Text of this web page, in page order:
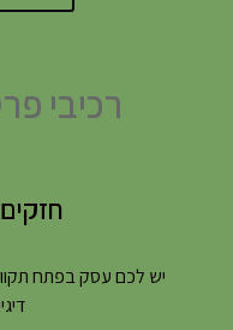
רכיבי
יש לכם עסק בפתח